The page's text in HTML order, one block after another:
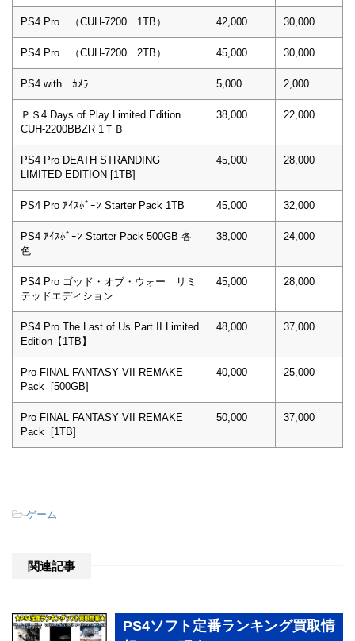
PS4 Pro （CUH-7200 1TB） 42,000 30,000
PS4 Pro （CUH-7200 2TB） 45,000 30,000
PS4 with ｶﾒﾗ 5,000 2,000
ＰＳ4 Days of Play Limited Edition
CUH-2200BBZR 1ＴＢ
38,000 22,000
PS4 Pro DEATH STRANDING
LIMITED EDITION [1TB]
45,000 28,000
PS4 Pro ｱｲｽﾎﾞｰﾝ Starter Pack 1TB 45,000 32,000
PS4 ｱｲｽﾎﾞｰﾝ Starter Pack 500GB 各
色
38,000 24,000
PS4 Pro ゴッド・オブ・ウォー リミ
テッドエディション
45,000 28,000
PS4 Pro The Last of Us Part II Limited
Edition【1TB】
48,000 37,000
Pro FINAL FANTASY VII REMAKE
Pack [500GB]
40,000 25,000
Pro FINAL FANTASY VII REMAKE
Pack [1TB]
50,000 37,000
-ゲーム
関連記事
PS4ソフト定番ランキング買取情